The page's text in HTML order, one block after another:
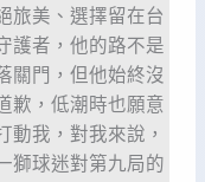
旅美、選擇留在台
護者，他的路不是
關門，但他始終沒
歉，低潮時也願意
動我，對我來說，
獅球迷對第九局的